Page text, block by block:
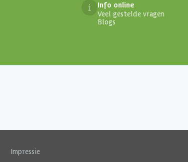
Info online
Veel gestelde vragen
Blogs
Impressie